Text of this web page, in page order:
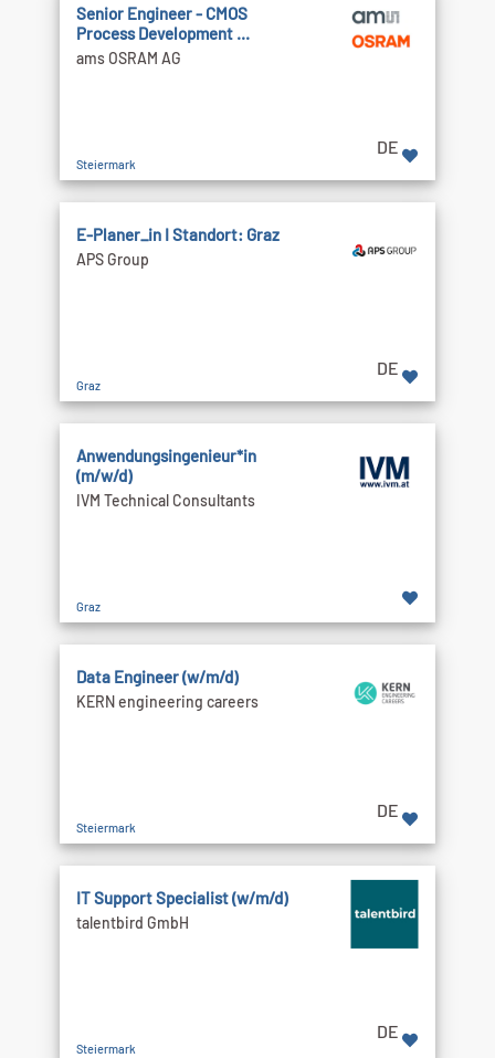
Senior Engineer - CMOS
Process Development ...
ams OSRAM AG
Steiermark
DE
E-Planer_in I Standort: Graz
APS Group
Graz
DE
Anwendungsingenieur*in
(m/w/d)
IVM Technical Consultants
Graz
Data Engineer (w/m/d)
KERN engineering careers
Steiermark
DE
IT Support Specialist (w/m/d)
talentbird GmbH
Steiermark
DE